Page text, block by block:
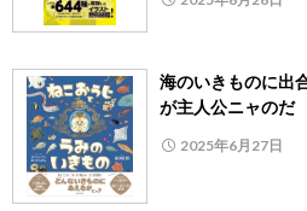
海のいきものに出
が主人公ニャのだ
2025年6月27日